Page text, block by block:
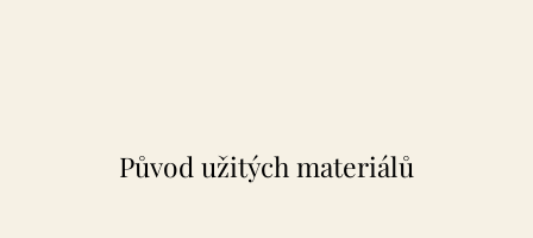
Původ užitých materiálů